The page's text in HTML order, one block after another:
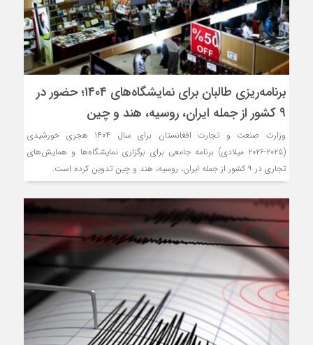
برنامه‌ریزی طالبان برای نمایشگاه‌های ۱۴۰۴؛ حضور در
۹ کشور از جمله ایران، روسیه، هند و چین
وزارت صنعت و تجارت افغانستان برای سال ۱۴۰۴ هجری خورشیدی
(۲۰۲۵-۲۰۲۶ میلادی) برنامه جامعی برای برگزاری نمایشگاه‌ها و همایش‌های
تجاری در ۹ کشور از جمله ایران، روسیه، هند و چین تدوین کرده است.